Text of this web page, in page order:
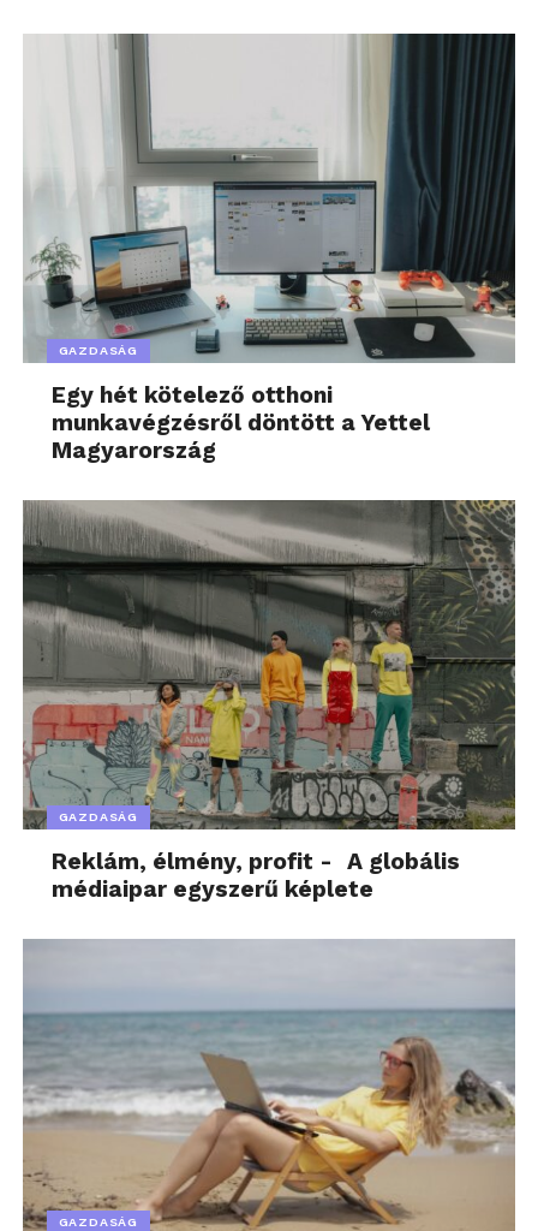
GAZDASÁG
Egy hét kötelező otthoni
munkavégzésről döntött a Yettel
Magyarország
GAZDASÁG
Reklám, élmény, profit - A globális
médiaipar egyszerű képlete
GAZDASÁG